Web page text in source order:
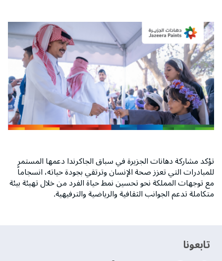
تؤكد مشاركة دهانات الجزيرة في سباق الجاكرندا دعمها المستمر
للمبادرات التي تعزز صحة الإنسان وترتقي بجودة حياته، انسجاماً
مع توجهات المملكة نحو تحسين نمط حياة الفرد من خلال تهيئة بيئة
متكاملة تدعم الجوانب الثقافية والرياضية والترفيهية.
‫تابعونا‬